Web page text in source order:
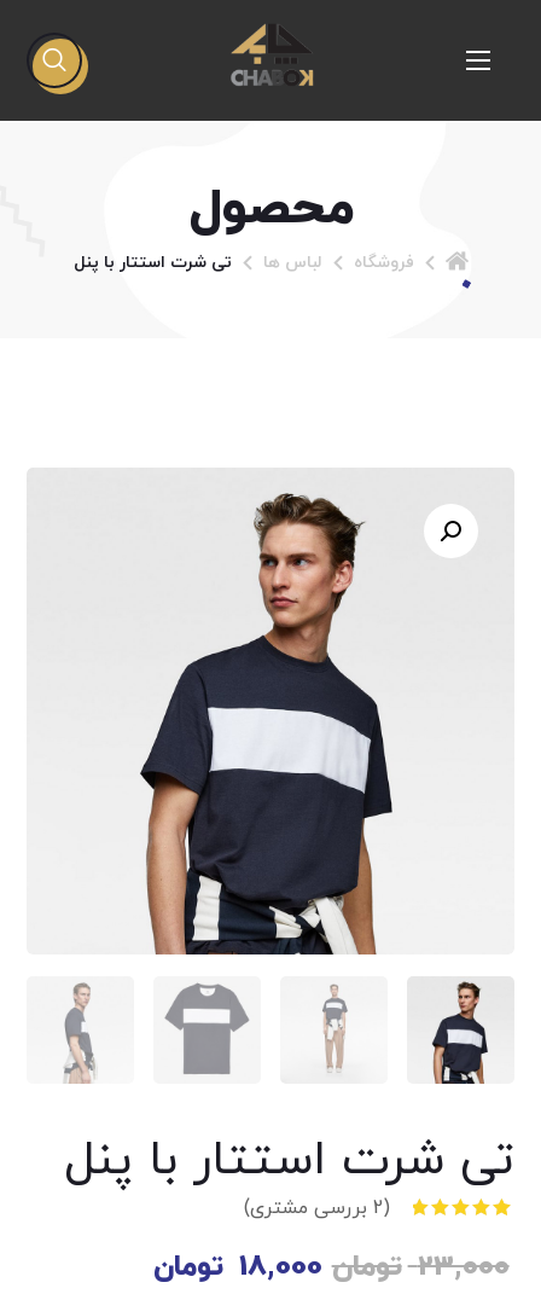
محصول
فروشگاه لباس ها تی شرت استتار با پنل
تی شرت استتار با پنل
در
امتیازدهی
(
2 بررسی مشتری)
23,000 تومان 18,000 تومان